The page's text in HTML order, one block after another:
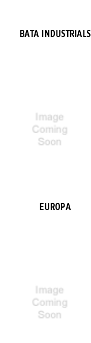
BATA INDUSTRIALS
EUROPA